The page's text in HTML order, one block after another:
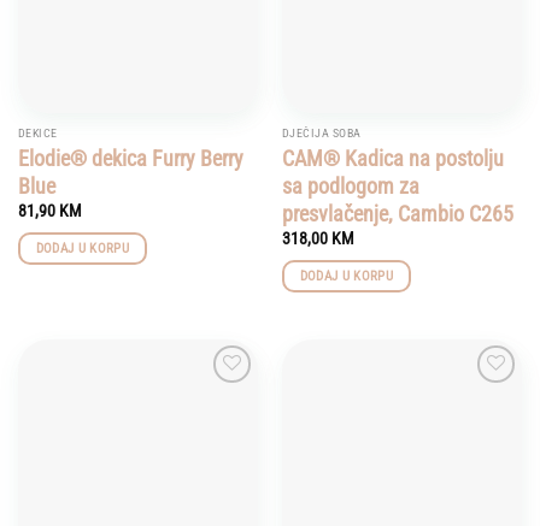
DEKICE
Elodie® dekica Furry Berry
Blue
81,90 KM
DODAJ U KORPU
DJEČIJA SOBA
CAM® Kadica na postolju
sa podlogom za
presvlačenje, Cambio C265
318,00 KM
DODAJ U KORPU